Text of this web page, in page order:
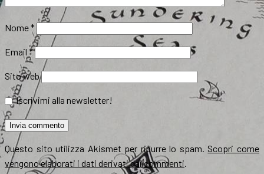
Nome*
Email *
Sito web
Iscrivimi alla newsletter!
Questo sito utilizza Akismet per ridurre lo spam. Scopri come
vengono elaborati i dati derivati dai commenti.